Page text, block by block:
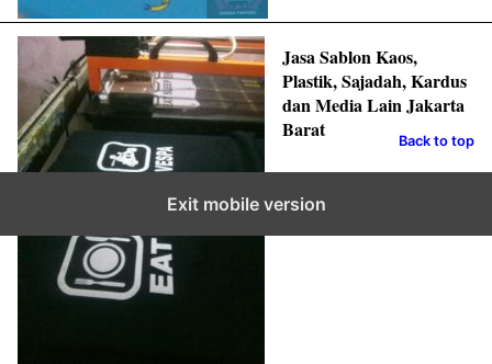
Jasa Sablon Kaos,
Plastik, Sajadah, Kardus
dan Media Lain Jakarta
Barat
Back to top
Exit mobile version